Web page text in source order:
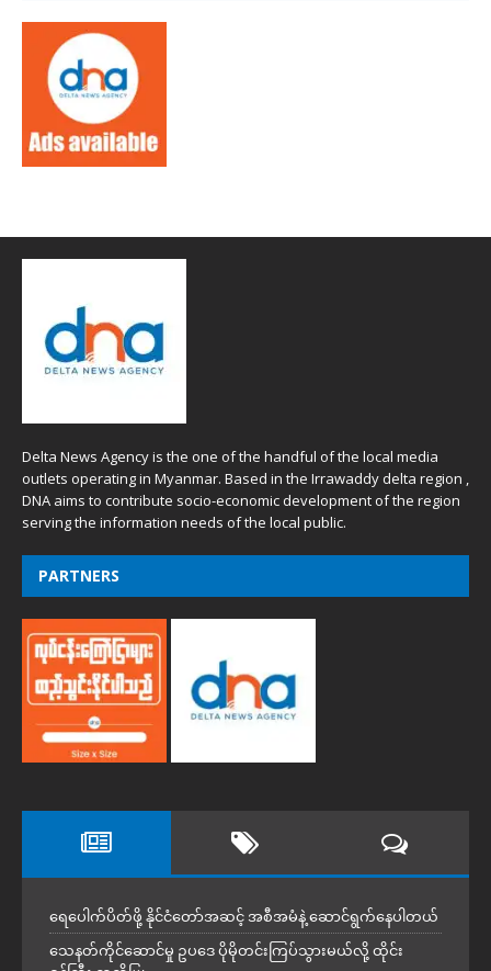
Delta News Agency is the one of the handful of the local media
outlets operating in Myanmar. Based in the Irrawaddy delta region ,
DNA aims to contribute socio-economic development of the region
serving the information needs of the local public.
PARTNERS
ရေပေါက်ပိတ်ဖို့ နိုင်ငံတော်အဆင့် အစီအမံနဲ့ ဆောင်ရွက်နေပါတယ်
သေနတ်ကိုင်ဆောင်မှု ဥပဒေ ပိုမိုတင်းကြပ်သွားမယ်လို့ ထိုင်း